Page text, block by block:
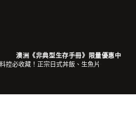
澳洲《非典型生存手冊》限量優惠中
控必收藏！正宗日式丼飯、生魚片－Maruya